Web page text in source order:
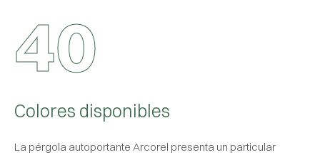
40
Colores disponibles
La pérgola autoportante Arcorel presenta un particular